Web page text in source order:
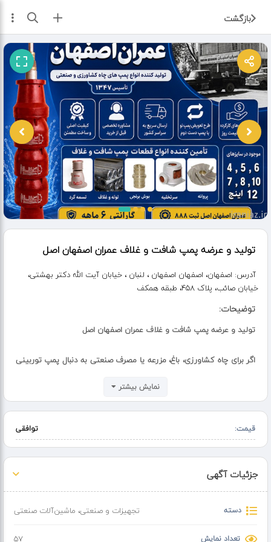
بازگشت ثبت آگهی
تولید و عرضه پمپ شافت و غلاف عمران اصفهان اصل
آدرس: اصفهان، اصفهان اصفهان ، لنبان ، خیابان آیت الله دکتر بهشتی،
خیابان صائب، پلاک 458، طبقه همکف
توضیحات:
تولید و عرضه پمپ شافت و غلاف عمران اصفهان اصل
اگر برای چاه کشاورزی، باغ، مزرعه یا مصرف صنعتی به دنبال پمپ توربینی
تأمین قطعات و مشاوره تخصصی است.
ما تولید و عرضه‌کننده قطعات اصلی پمپ چاهی در سایزهای مختلف
هستیم:
???? پمپ شافت و غلاف
???? توربین شافت و غلاف
???? تسمه گرد
نمایش بیشتر
قیمت: توافقی
جزئیات آگهی
دسته تجهیزات و صنعتی، ماشین‌آلات صنعتی
تعداد نمایش 57